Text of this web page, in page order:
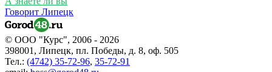
Говорит Липецк
© ООО "Курс", 2006 - 2026
398001, Липецк, пл. Победы, д. 8, оф. 505
Тел.: (4742) 35-72-96, 35-72-91